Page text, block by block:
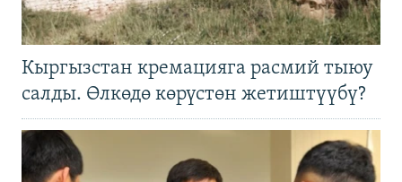
Кыргызстан кремацияга расмий тыюу
салды. Өлкөдө көрүстөн жетиштүүбү?